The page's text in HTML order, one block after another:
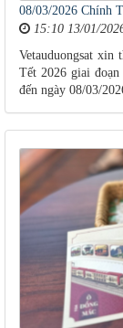
08/03/2026 Chính
15:10 13/01/
Vetauduongsat xin
Tết 2026 giai
đến ngày 08/03/